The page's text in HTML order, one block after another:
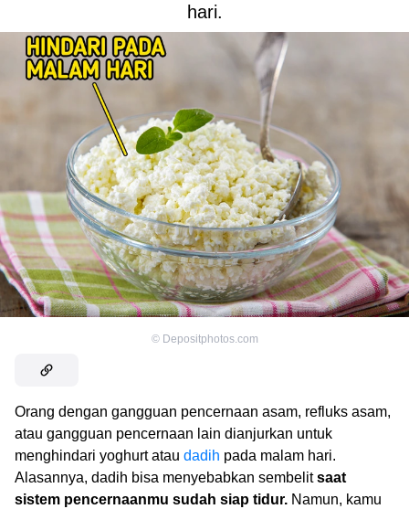
hari.
© Depositphotos.com
Orang dengan gangguan pencernaan asam, refluks asam,
atau gangguan pencernaan lain dianjurkan untuk
menghindari yoghurt atau dadih pada malam hari.
Alasannya, dadih bisa menyebabkan sembelitsaat
sistem pencernaanmu sudah siap tidur. Namun, kamu